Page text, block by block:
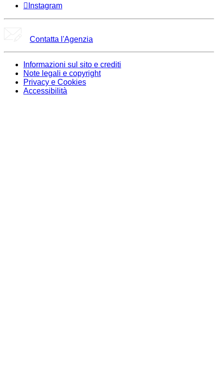
Instagram
Contatta l'Agenzia
Informazioni sul sito e crediti
Note legali e copyright
Privacy e Cookies
Accessibilità